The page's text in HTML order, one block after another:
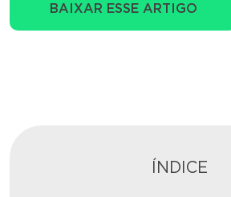
BAIXAR ESSE ARTIGO
ÍNDICE